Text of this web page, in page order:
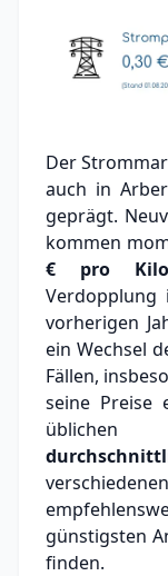
Der
auch in
geprägt.
kommen
€ pro
Verdopplung
vorherigen
ein Wechsel
Fällen,
seine
günstigsten
finden.